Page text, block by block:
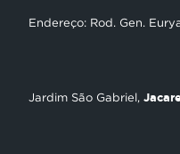
Endereço: Rod. Gen.
Jardim São Gabriel,